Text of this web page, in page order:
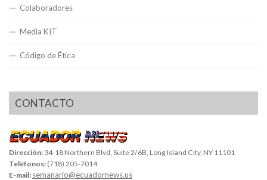
Colaboradores
Media KIT
Código de Ética
CONTACTO
Dirección: 34-18 Northern Blvd, Suite 2/6B, Long Island City, NY 11101
Teléfonos: (718) 205-7014
E-mail: semanario@ecuadornews.us